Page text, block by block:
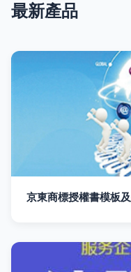
最新產品
京東商標授權書模板